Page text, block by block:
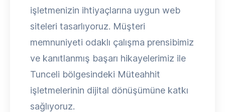
işletmenizin ihtiyaçlarına uygun web
siteleri tasarlıyoruz. Müşteri
memnuniyeti odaklı çalışma prensibimiz
ve kanıtlanmış başarı hikayelerimiz ile
Tunceli bölgesindeki Müteahhit
işletmelerinin dijital dönüşümüne katkı
sağlıyoruz.